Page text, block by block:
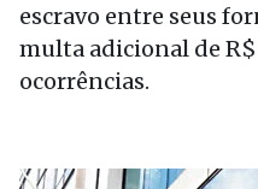
escravo entre seus
multa adicional de
ocorrências.